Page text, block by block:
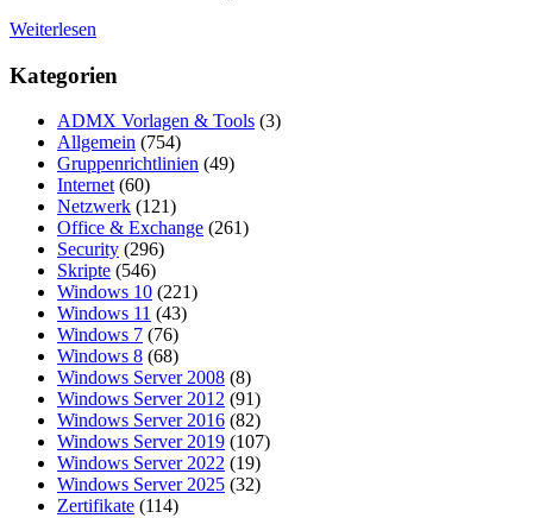
Weiterlesen
Kategorien
ADMX Vorlagen & Tools (3)
Allgemein (754)
Gruppenrichtlinien (49)
Internet (60)
Netzwerk (121)
Office & Exchange (261)
Security (296)
Skripte (546)
Windows 10 (221)
Windows 11 (43)
Windows 7 (76)
Windows 8 (68)
Windows Server 2008 (8)
Windows Server 2012 (91)
Windows Server 2016 (82)
Windows Server 2019 (107)
Windows Server 2022 (19)
Windows Server 2025 (32)
Zertifikate (114)